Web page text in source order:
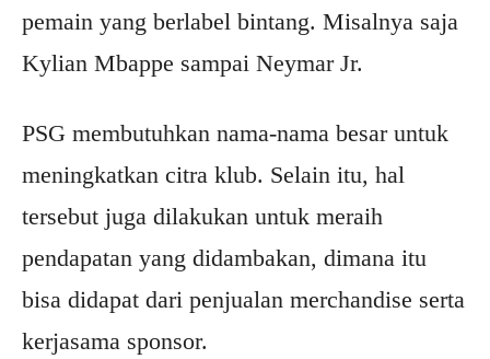
pemain yang berlabel bintang. Misalnya saja
Kylian Mbappe sampai Neymar Jr.
PSG membutuhkan nama-nama besar untuk
meningkatkan citra klub. Selain itu, hal
tersebut juga dilakukan untuk meraih
pendapatan yang didambakan, dimana itu
bisa didapat dari penjualan merchandise serta
kerjasama sponsor.